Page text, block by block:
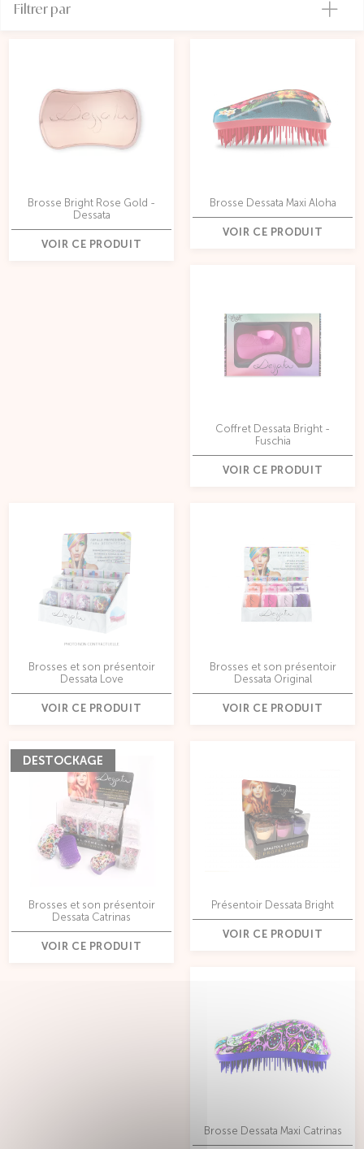
Filtrer par
Brosse Bright Rose Gold -
Dessata
VOIR CE PRODUIT
Brosse Dessata Maxi Aloha
VOIR CE PRODUIT
Coffret Dessata Bright -
Fuschia
VOIR CE PRODUIT
Brosses et son présentoir
Dessata Love
VOIR CE PRODUIT
Brosses et son présentoir
Dessata Original
VOIR CE PRODUIT
DESTOCKAGE
Brosses et son présentoir
Dessata Catrinas
VOIR CE PRODUIT
Présentoir Dessata Bright
VOIR CE PRODUIT
Brosse Dessata Maxi Catrinas